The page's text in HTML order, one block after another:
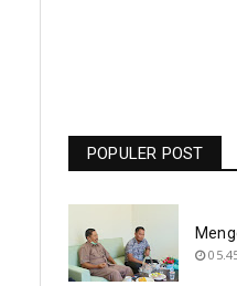
POPULER POST
- Bolasport.com